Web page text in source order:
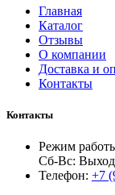
Главная
Каталог
Отзывы
О компании
Доставка и
Контакты
Контакты
Режим
Сб-Вс:
Телефон: +7